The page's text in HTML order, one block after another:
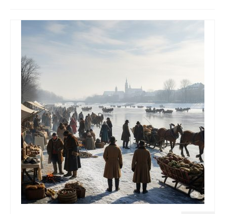
Die Kältepole der Nordhalbkugel: Kanadische
Arktis und Sibirien
Ellesmere Island – Die nördlichste Wildnis
Kanadas
Die Natur der Hudson-Bay und umliegender
Regionen
Die Laptewsee: Die Eisfabrik der Arktis
EisSued
Schneehöhen
Ostsee
Temperaturen in der Arktis und Antarktis